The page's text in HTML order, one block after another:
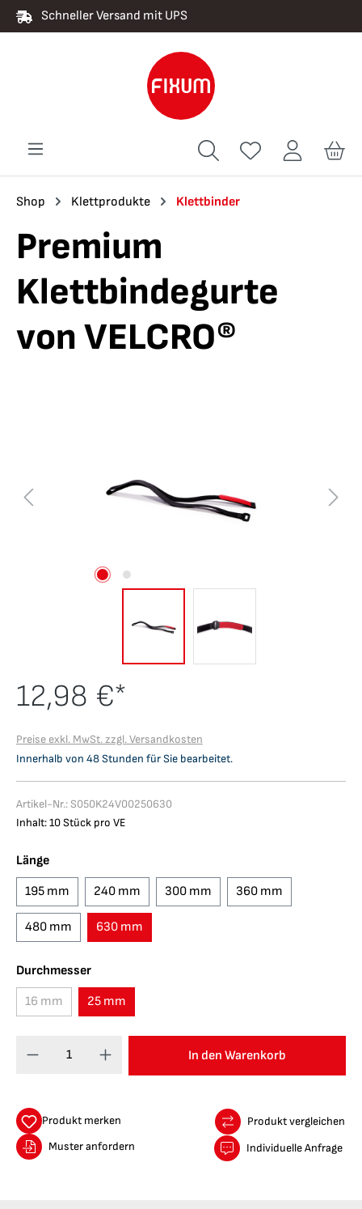
springen
Schneller Versand mit UPS
Shop Klettprodukte Klettbinder
Premium
Klettbindegurte
von VELCRO®
12,98 €*
Preise exkl. MwSt. zzgl. Versandkosten
Innerhalb von 48 Stunden für Sie bearbeitet.
Artikel-Nr.: S050K24V00250630
Inhalt: 10 Stück pro VE
Längeauswählen
195 mm 240 mm 300 mm 360 mm
480 mm 630 mm
Durchmesserauswählen
16 mm(Diese Option ist zurzeit nicht verfügbar.)
25 mm
In den Warenkorb
Produkt merken
Muster anfordern
Produkt vergleichen
Individuelle Anfrage